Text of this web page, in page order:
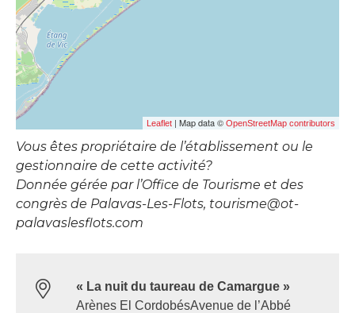
Leaflet | Map data © OpenStreetMap contributors
Vous êtes propriétaire de l’établissement ou le
gestionnaire de cette activité?
Donnée gérée par l’Office de Tourisme et des
congrès de Palavas-Les-Flots, tourisme@ot-
palavaslesflots.com
« La nuit du taureau de Camargue »
Arènes El CordobésAvenue de l’Abbé